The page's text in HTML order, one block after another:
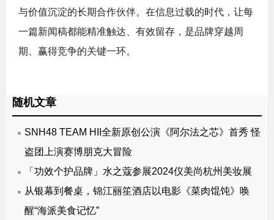
与价值沉淀的长期合作伙伴。在信息过载的时代，让每
一篇新闻稿都能精准触达、有效留存，是品牌穿越周
期、赢得竞争的关键一环。
随机文章
SNH48 TEAM HII全新原创公演《阿尔法之芯》首秀 怪
盗团上演赛博朋克大冒险
「功效个护品牌」水之蔻参展2024仪美尚杭州美妆展
从银幕到餐桌，锦江丽笙酒店以电影《菜肉馄饨》唤
醒“海派美食记忆”